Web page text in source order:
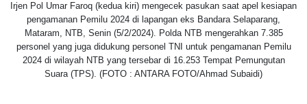
Irjen Pol Umar Faroq (kedua kiri) mengecek pasukan saat apel kesiapan
pengamanan Pemilu 2024 di lapangan eks Bandara Selaparang,
Mataram, NTB, Senin (5/2/2024). Polda NTB mengerahkan 7.385
personel yang juga didukung personel TNI untuk pengamanan Pemilu
2024 di wilayah NTB yang tersebar di 16.253 Tempat Pemungutan
Suara (TPS). (FOTO : ANTARA FOTO/Ahmad Subaidi)